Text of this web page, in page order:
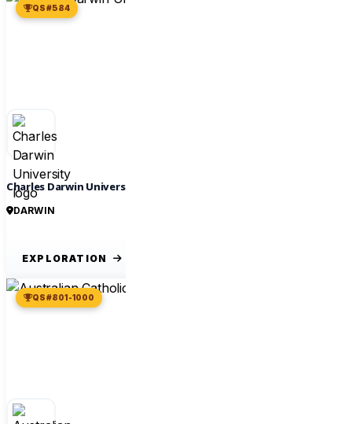
QS #584
Charles Darwin University
DARWIN
EXPLORATION
QS #801-1000